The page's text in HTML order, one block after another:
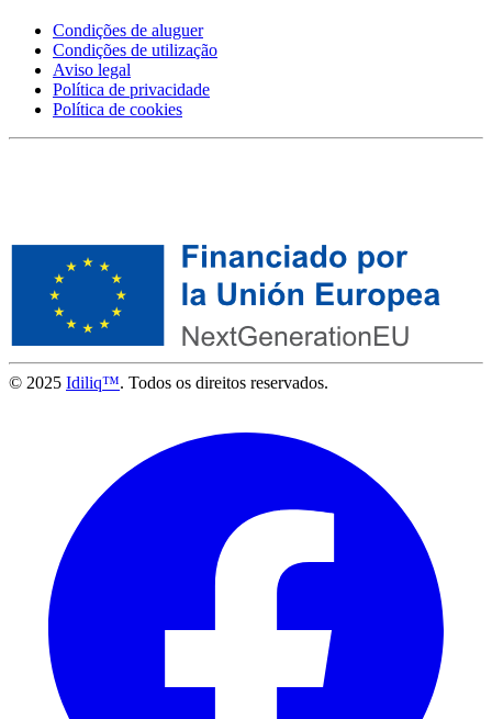
Condições de aluguer
Condições de utilização
Aviso legal
Política de privacidade
Política de cookies
© 2025 Idiliq™. Todos os direitos reservados.